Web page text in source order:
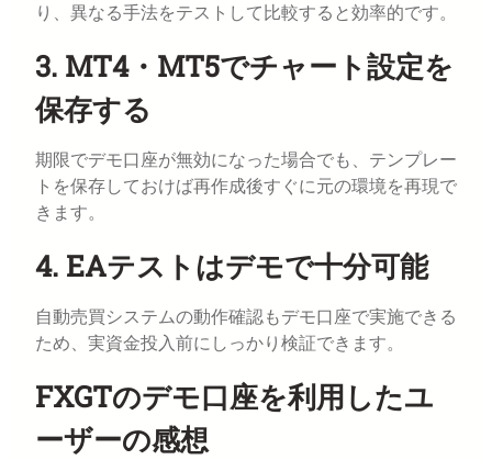
り、異なる手法をテストして比較すると効率的です。
3. MT4・MT5でチャート設定を
保存する
期限でデモ口座が無効になった場合でも、テンプレー
トを保存しておけば再作成後すぐに元の環境を再現で
きます。
4. EAテストはデモで十分可能
自動売買システムの動作確認もデモ口座で実施できる
ため、実資金投入前にしっかり検証できます。
FXGTのデモ口座を利用したユ
ーザーの感想